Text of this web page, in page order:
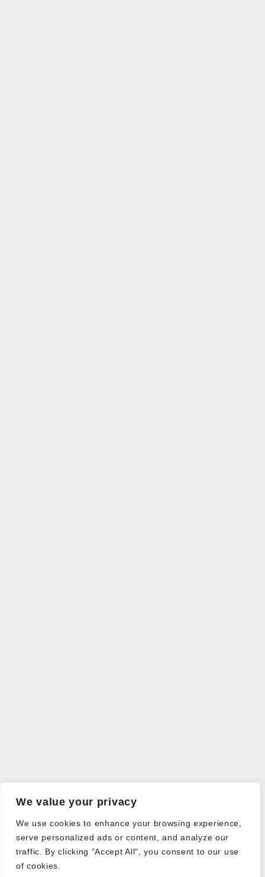
We value your privacy
We use cookies to enhance your browsing experience,
serve personalized ads or content, and analyze our
traffic. By clicking "Accept All", you consent to our use
of cookies.